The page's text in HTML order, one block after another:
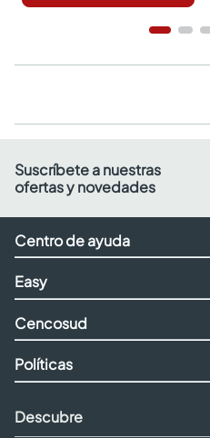
Suscríbete a nuestras
ofertas y novedades
Centro de ayuda
Easy
Cencosud
Políticas
Descubre